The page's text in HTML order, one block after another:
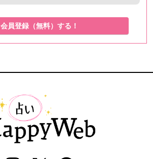
会員登録（無料）する！